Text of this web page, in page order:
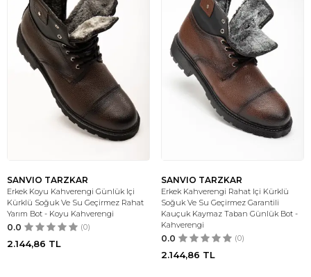
SANVIO TARZKAR
Erkek Koyu Kahverengi Günlük Içi
Kürklü Soğuk Ve Su Geçirmez Rahat
Yarım Bot - Koyu Kahverengi
0.0 (0)
2.144,86 TL
SANVIO TARZKAR
Erkek Kahverengi Rahat Içi Kürklü
Soğuk Ve Su Geçirmez Garantili
Kauçuk Kaymaz Taban Günlük Bot -
Kahverengi
0.0 (0)
2.144,86 TL